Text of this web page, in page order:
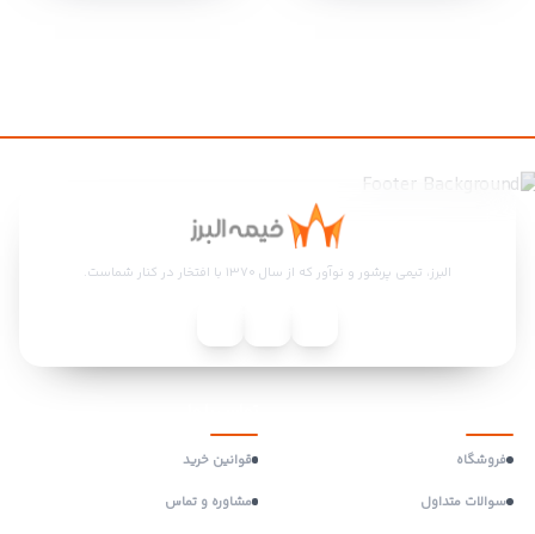
البرز، تیمی پرشور و نوآور که از سال ۱۳۷۰ با افتخار در کنار شماست.
فروشگاه
سوالات متداول
قوانین خرید
مشاوره و تماس